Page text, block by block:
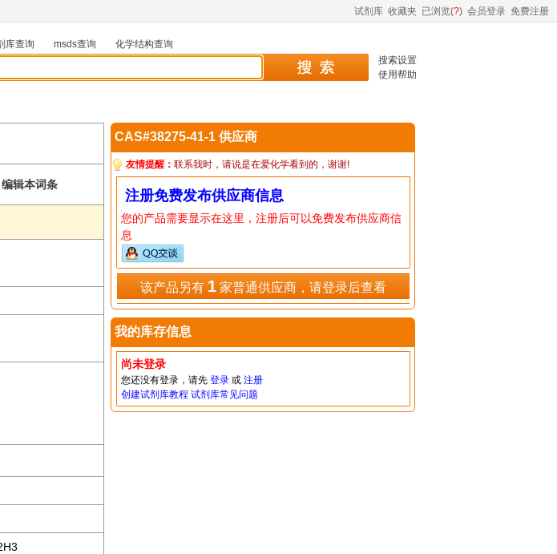
试剂库 收藏夹 已浏览(?) 会员登录 免费注册
库查询 msds查询
化学结构查询
搜索设置
使用帮助
编辑本词条
CAS#38275-41-1 供应商
友情提醒： 联系我时，请说是在爱化学看到的，谢谢!
注册免费发布供应商信息
您的产品需要显示在这里，注册后可以免费发布供应商信
息
该产品另有 1家普通供应商，请登录后查看
我的库存信息
尚未登录
您还没有登录，请先 登录或 注册
创建试剂库教程 试剂库常见问题